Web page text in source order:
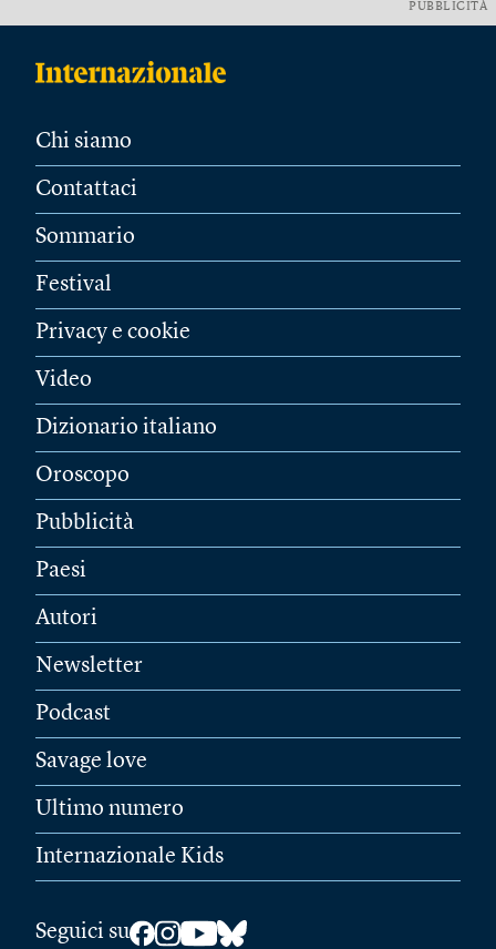
PUBBLICITÀ
Chi siamo
Contattaci
Sommario
Festival
Privacy e cookie
Video
Dizionario italiano
Oroscopo
Pubblicità
Paesi
Autori
Newsletter
Podcast
Savage love
Ultimo numero
Internazionale Kids
Seguici su